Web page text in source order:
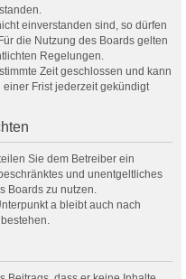
einverstanden sind, so dürfen
die Nutzung des Boards gelten
Regelungen.
Zeit geschlossen und kann
Frist jederzeit gekündigt
Sie dem Betreiber ein
und unentgeltliches
Boards zu nutzen.
a bleibt auch nach